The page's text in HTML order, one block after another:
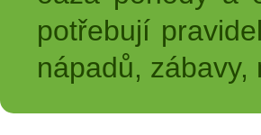
potřebují
nápadů,